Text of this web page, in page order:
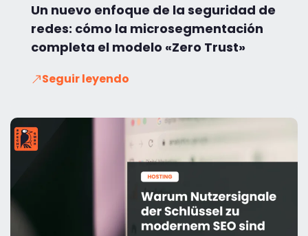
Un nuevo enfoque de la seguridad de
redes: cómo la microsegmentación
completa el modelo «Zero Trust»
Seguir leyendo